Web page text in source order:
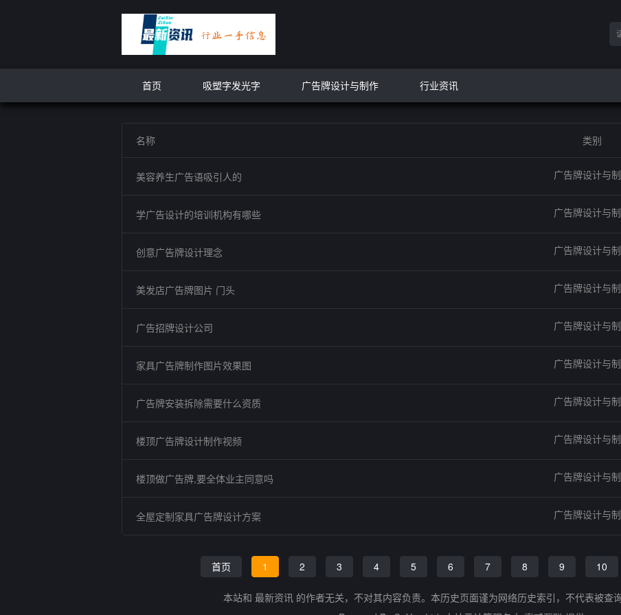
首页 吸塑字发光字 广告牌设计与制作 行业资讯
名称 类别
美容养生广告语吸引人的 广告牌设计与
学广告设计的培训机构有哪些 广告牌设计与
创意广告牌设计理念 广告牌设计与
美发店广告牌图片 门头 广告牌设计与
广告招牌设计公司 广告牌设计与
家具广告牌制作图片效果图 广告牌设计与
广告牌安装拆除需要什么资质 广告牌设计与
楼顶广告牌设计制作视频 广告牌设计与
楼顶做广告牌,要全体业主同意吗 广告牌设计与
全屋定制家具广告牌设计方案 广告牌设计与
首页 1 2 3 4 5 6 7 8 9 10
本站和 最新资讯 的作者无关，不对其内容负责。本历史页面谨为网络历史索引，不代表被查